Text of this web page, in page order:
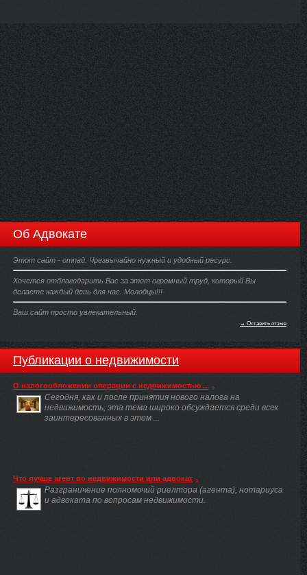
Об Адвокате
Этот сайт - отпад. Чрезвычайно нужный и удобный ресурс.
Хочется отблагодарить Вас за этот огромный труд, который Вы
делаете каждый день для нас. Молодцы!!!
Ваш сайт просто увлекательный.
→ Оставить отзыв
Публикации о недвижимости
О налогообложении операции с недвижимостью ...
Сегодня, как и после принятия нового налога на
недвижимость, эта тема широко обсуждается среди всех
заинтересованных в этом ...
Что лучше агент по недвижимости или адвокат
Разграничение полномочий риелтора (агента), нотариуса
и адвоката по вопросам недвижимости.